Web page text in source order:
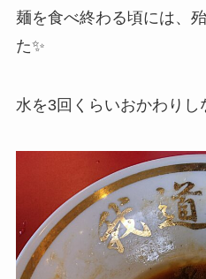
麺を食べ終わる頃には、
た✨
水を3回くらいおかわりし